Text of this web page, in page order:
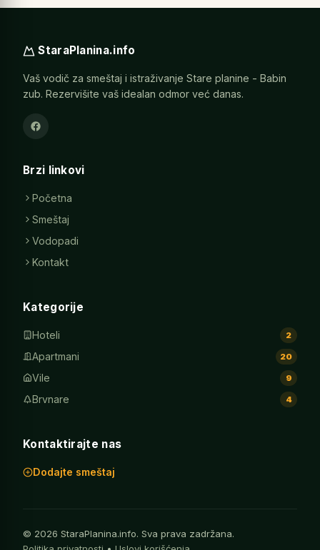
StaraPlanina.info
Vaš vodič za smeštaj i istraživanje Stare planine - Babin
zub. Rezervišite vaš idealan odmor već danas.
Brzi linkovi
Početna
Smeštaj
Vodopadi
Kontakt
Kategorije
Hoteli 2
Apartmani 20
Vile 9
Brvnare 4
Kontaktirajte nas
Dodajte smeštaj
© 2026 StaraPlanina.info. Sva prava zadržana.